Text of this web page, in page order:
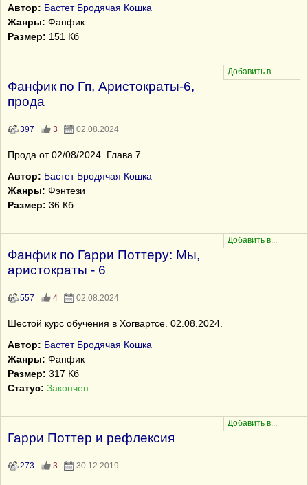
Автор: Бастет Бродячая Кошка
Жанры: Фанфик
Размер: 151 Кб
Фанфик по Гп, Аристократы-6,
прода
397 3 02.08.2024
Прода от 02/08/2024. Глава 7.
Автор: Бастет Бродячая Кошка
Жанры: Фэнтези
Размер: 36 Кб
Фанфик по Гарри Поттеру: Мы,
аристократы - 6
557 4 02.08.2024
Шестой курс обучения в Хогвартсе. 02.08.2024.
Автор: Бастет Бродячая Кошка
Жанры: Фанфик
Размер: 317 Кб
Статус: Закончен
Гарри Поттер и рефлексия
273 3 30.12.2019